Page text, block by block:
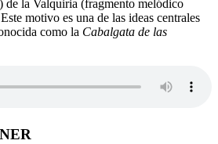
) de la Valquiria (fragmento melódico
motivo es una de las ideas centrales
como la Cabalgata de las